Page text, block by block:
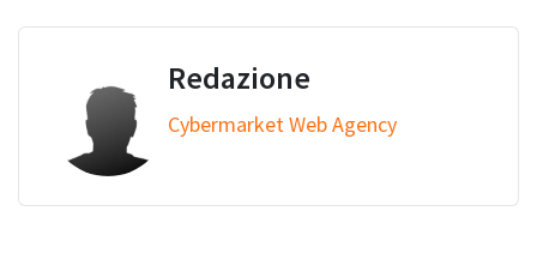
Redazione
Cybermarket Web Agency